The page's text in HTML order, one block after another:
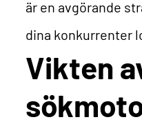
är en avgörande
dina konkurrenter
Vikten